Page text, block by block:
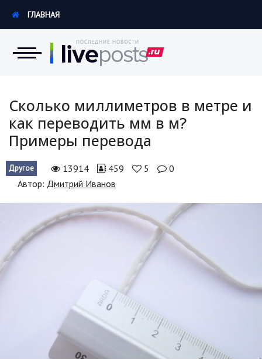
Экономика
Hi-Tech. Интернет
Россия
Наука и техника
Политика
Авто, мото
ГЛАВНАЯ
Сколько миллиметров в метре и
как переводить мм в м?
Примеры перевода
Другое 13914 459 5
0
Автор: Дмитрий Иванов